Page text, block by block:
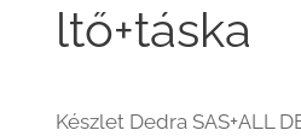
ltő+táska
Készlet Dedra SAS+ALL